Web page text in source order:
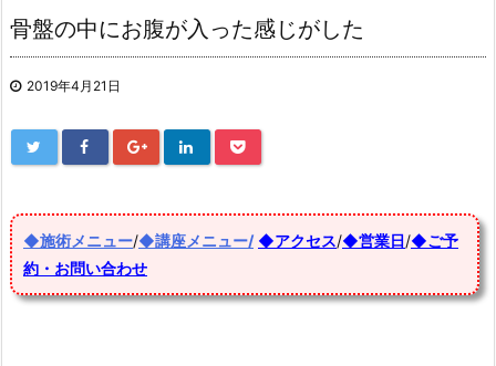
骨盤の中にお腹が入った感じがした
2019年4月21日
◆施術メニュー/◆講座メニュー/ ◆アクセス/◆営業日/◆ご予
約・お問い合わせ